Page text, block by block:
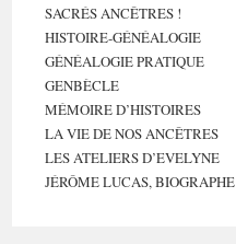
SACRÉS ANCÊTRES !
HISTOIRE-GÉNÉALOGIE
GÉNÉALOGIE PRATIQUE
GENBÈCLE
MÉMOIRE D’HISTOIRES
LA VIE DE NOS ANCÊTRES
LES ATELIERS D’EVELYNE
JÉRÔME LUCAS, BIOGRAPHE